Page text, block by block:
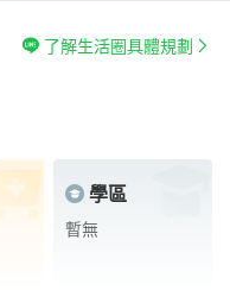
了解生活圈具體規劃
學區
暫無